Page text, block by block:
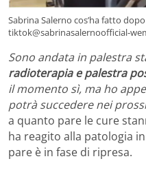
Sabrina Salerno cos’ha fatto
tiktok@sabrinasalernoofficial-
Sono andata in palestra
radioterapia e palestra
il momento sì, ma ho
potrà succedere nei
a quanto pare le cure
ha reagito alla patologia
pare è in fase di ripresa.